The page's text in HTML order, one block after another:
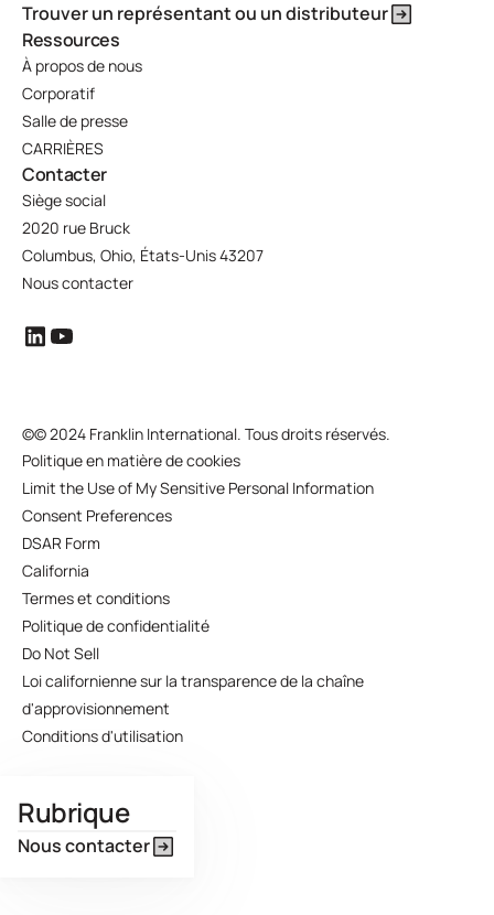
Trouver un représentant ou un distributeur
Ressources
À propos de nous
Corporatif
Salle de presse
CARRIÈRES
Contacter
Siège social
2020 rue Bruck
Columbus, Ohio, États-Unis 43207
Nous contacter
©© 2024 Franklin International. Tous droits réservés.
Politique en matière de cookies
Limit the Use of My Sensitive Personal Information
Consent Preferences
DSAR Form
California
Termes et conditions
Politique de confidentialité
Do Not Sell
Loi californienne sur la transparence de la chaîne
d'approvisionnement
Conditions d'utilisation
Rubrique
Nous contacter